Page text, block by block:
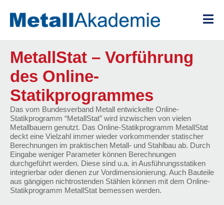
Inhalt
springen
MetallStat – Vorführung
des Online-
Statikprogrammes
Das vom Bundesverband Metall entwickelte Online-
Statikprogramm “MetallStat” wird inzwischen von vielen
Metallbauern genutzt. Das Online-Statikprogramm MetallStat
deckt eine Vielzahl immer wieder vorkommender statischer
Berechnungen im praktischen Metall- und Stahlbau ab. Durch
Eingabe weniger Parameter können Berechnungen
durchgeführt werden. Diese sind u.a. in Ausführungsstatiken
integrierbar oder dienen zur Vordimensionierung. Auch Bauteile
aus gängigen nichtrostenden Stählen können mit dem Online-
Statikprogramm MetallStat bemessen werden.